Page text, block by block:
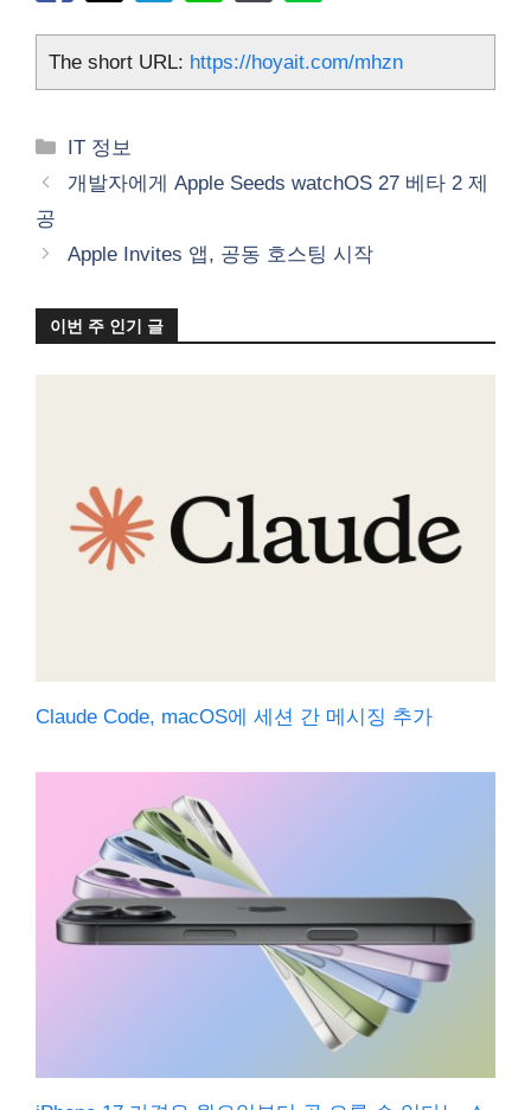
The short URL: https://hoyait.com/mhzn
카
테
IT 정보
개발자에게 Apple Seeds watchOS 27 베타 2 제
공
Apple Invites 앱, 공동 호스팅 시작
이번 주 인기 글
Claude Code, macOS에 세션 간 메시징 추가